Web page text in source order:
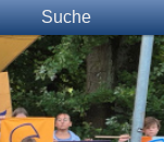
Suche